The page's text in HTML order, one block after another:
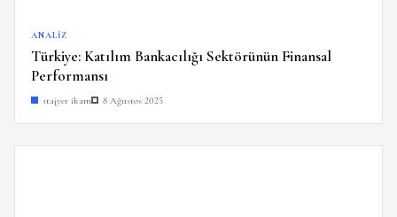
ANALIZ
Türkiye: Katılım Bankacılığı Sektörünün Finansal
Performansı
stajyer ikam 8 Ağustos 2025